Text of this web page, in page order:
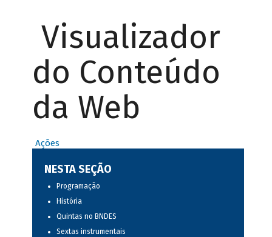
Visualizador
do Conteúdo
da Web
Ações
NESTA SEÇÃO
Programação
História
Quintas no BNDES
Sextas instrumentais